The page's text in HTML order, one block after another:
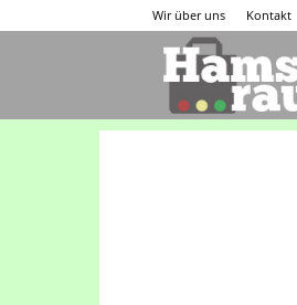
Wir über uns Kontakt